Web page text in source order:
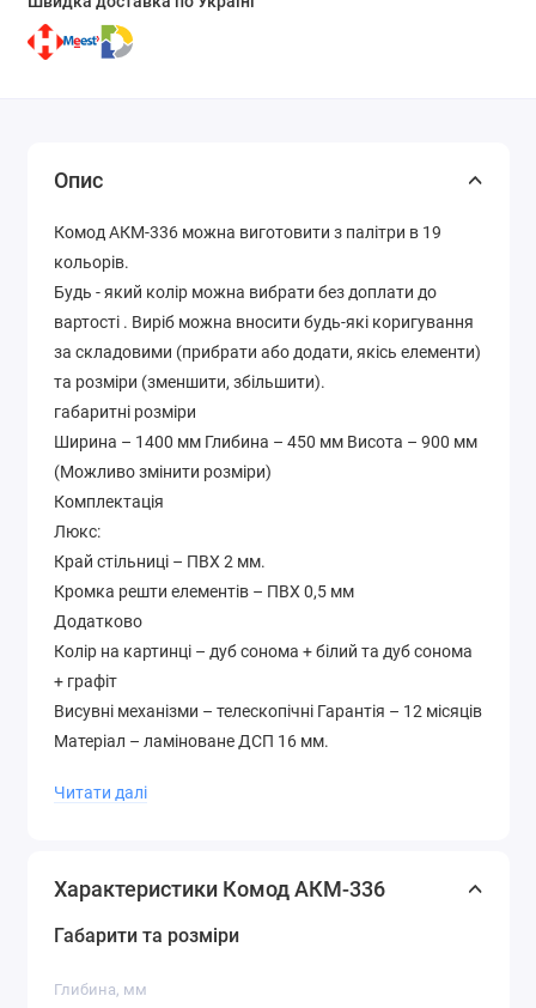
Опис
Комод АКМ-336 можна виготовити з палітри в 19
кольорів.
Будь - який колір можна вибрати без доплати до
вартості . Виріб можна вносити будь-які коригування
за складовими (прибрати або додати, якісь елементи)
та розміри (зменшити, збільшити).
габаритні розміри
Ширина – 1400 мм Глибина – 450 мм Висота – 900 мм
(Можливо змінити розміри)
Комплектація
Люкс:
Край стільниці – ПВХ 2 мм.
Кромка решти елементів – ПВХ 0,5 мм
Додатково
Колір на картинці – дуб сонома + білий та дуб сонома
+ графіт
Висувні механізми – телескопічні Гарантія – 12 місяців
Матеріал – ламіноване ДСП 16 мм.
вибрати без доплати до вартості )
Читати далі
Характеристики Комод АКМ-336
Габарити та розміри
Глибина, мм